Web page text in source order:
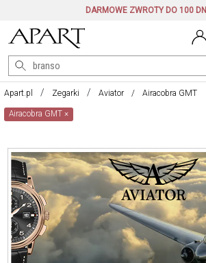
DARMOWE ZWROTY DO 100 DNI
Apart.pl Zegarki Aviator Airacobra GMT
Airacobra GMT×